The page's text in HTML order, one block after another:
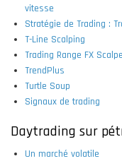
vitesse
Stratégie de Trading :
T-Line Scalping
Trading Range FX
TrendPlus
Turtle Soup
Signaux de trading
Daytrading sur
Un marché volatile